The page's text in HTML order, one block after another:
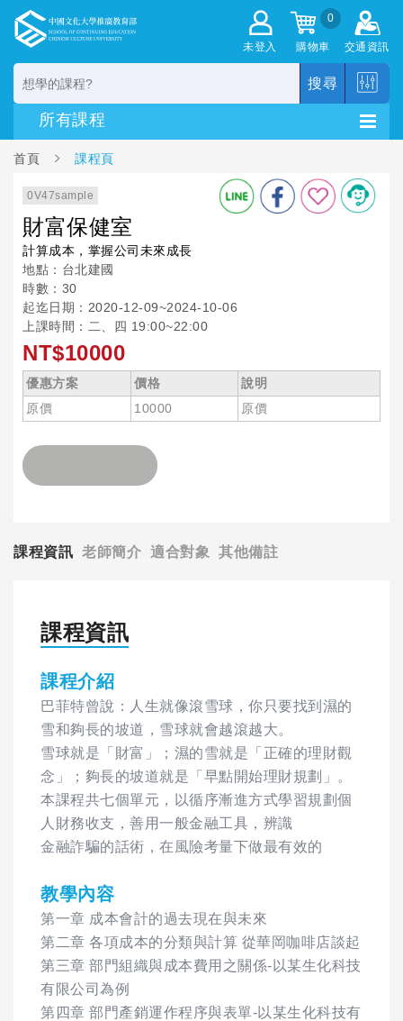
未登入
0
購物車 交通資訊
搜尋
首頁 課程頁
0V47sample
財富保健室
計算成本，掌握公司未來成長
地點：台北建國
時數：30
起迄日期：2020-12-09~2024-10-06
上課時間：二、四 19:00~22:00
NT$10000
優惠方案 價格
說明
原價
10000 原價
課程資訊 老師簡介 適合對象 其他備註
課程資訊
課程介紹
巴菲特曾說：人生就像滾雪球，你只要找到濕的
雪和夠長的坡道，雪球就會越滾越大。
雪球就是「財富」；濕的雪就是「正確的理財觀
念」；夠長的坡道就是「早點開始理財規劃」。
本課程共七個單元，以循序漸進方式學習規劃個
人財務收支，善用一般金融工具，辨識
金融詐騙的話術，在風險考量下做最有效的
教學內容
第一章 成本會計的過去現在與未來
第二章 各項成本的分類與計算 從華岡咖啡店談起
第三章 部門組織與成本費用之關係-以某生化科技
有限公司為例
第四章 部門產銷運作程序與表單-以某生化科技有